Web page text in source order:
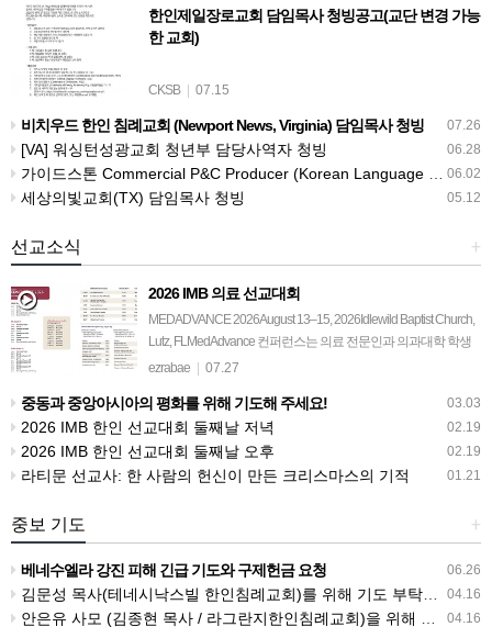
한인제일장로교회 담임목사 청빙공고(교단 변경 가능
한 교회)
CKSB 07.15
07.26
비치우드 한인 침례교회 (Newport News, Virginia) 담임목사 청빙
06.28
[VA] 워싱턴성광교회 청년부 담당사역자 청빙
06.02
가이드스톤 Commercial P&C Producer (Korean Language Specialist)
05.12
세상의빛교회(TX) 담임목사 청빙
+
선교소식
2026 IMB 의료 선교대회
MEDADVANCE 2026August 13–15, 2026Idlewild Baptist Church,
Lutz, FLMedAdvance 컨퍼런스는 의료 전문인과 의과대학 학생
들, 교회 지도자들, 그리고 의료 선교에…
ezrabae 07.27
03.03
중동과 중앙아시아의 평화를 위해 기도해 주세요!
02.19
2026 IMB 한인 선교대회 둘째날 저녁
02.19
2026 IMB 한인 선교대회 둘째날 오후
01.21
라티문 선교사: 한 사람의 헌신이 만든 크리스마스의 기적
+
중보 기도
06.26
베네수엘라 강진 피해 긴급 기도와 구제헌금 요청
04.16
김문성 목사(테네시낙스빌 한인침례교회)를 위해 기도 부탁드립니다.
04.16
안은유 사모 (김종현 목사 / 라그란지한인침례교회)을 위해 기도 부탁드립니다